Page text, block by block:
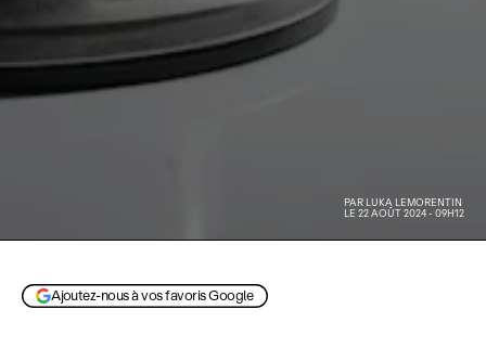
PAR LUKA LEMORENTIN
LE 22 AOÛT 2024 - 09H12
Ajoutez-nous à vos favoris Google